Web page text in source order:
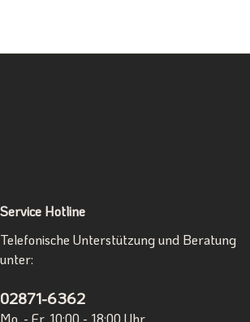
Service Hotline
Telefonische Unterstützung und Beratung
unter:
02871-6362
Mo. - Fr. 10:00 - 18:00 Uhr